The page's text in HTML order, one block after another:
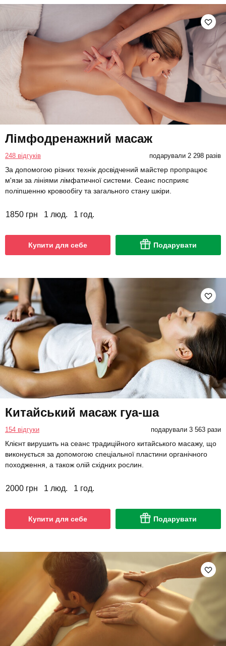
Лімфодренажний масаж
248 відгуків подарували 2 298 разів
За допомогою різних технік досвідчений майстер пропрацює
м'язи за лініями лімфатичної системи. Сеанс посприяє
поліпшенню кровообігу та загального стану шкіри.
1850 грн 1 люд. 1 год.
Купити для себе Подарувати
Китайський масаж гуа-ша
154 відгуки подарували 3 563 рази
Клієнт вирушить на сеанс традиційного китайського масажу, що
виконується за допомогою спеціальної пластини органічного
походження, а також олій східних рослин.
2000 грн 1 люд. 1 год.
Купити для себе Подарувати